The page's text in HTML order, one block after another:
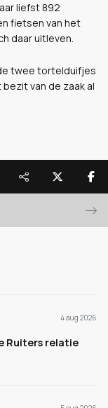
liefst 892
fietsen van het
daar uitleven.
twee tortelduifjes
van de zaak al
4 aug 2026
Ruiters relatie